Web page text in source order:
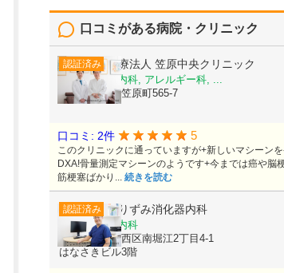
口コミがある病院・クリニック
認証済み 医療法人 笠原中央クリニック
内科, 糖尿病内科, アレルギー科, ...
茨城県水戸市笠原町565-7
口コミ: 2件 5
このクリニックに通っていますが+新しいマシーン
DXA!骨量測定マシーンのようです+今までは癌や脳
筋梗塞ばかり... 続きを読む
認証済み ありずみ消化器内科
内科, 消化器内科
大阪府大阪市西区南堀江2丁目4-1
はなさきビル3階